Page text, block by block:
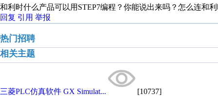
和利时什么产品可以用STEP7编程？你能说出来吗？怎么连和
回复 引用 举报
热门招聘
相关主题
三菱PLC仿真软件 GX Simulat... [10737]